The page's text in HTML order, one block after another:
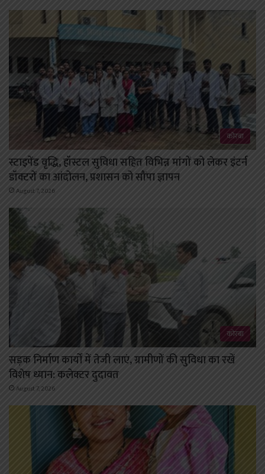
कोरबा
स्टाइपेंड वृद्धि, हॉस्टल सुविधा सहित विभिन्न मांगों को लेकर इंटर्न
डॉक्टरों का आंदोलन, प्रशासन को सौंपा ज्ञापन
August 7, 2026
कोरबा
सड़क निर्माण कार्यों में तेजी लाएं, ग्रामीणों की सुविधा का रखें
विशेष ध्यान: कलेक्टर दुदावत
August 7, 2026